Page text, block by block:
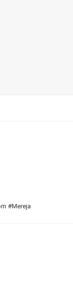
#Mereja